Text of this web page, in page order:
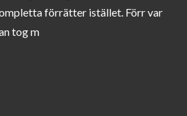
förrätter istället. Förr var
tog m